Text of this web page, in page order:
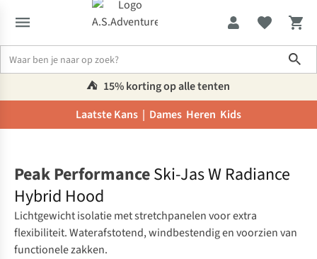
⛺️ 15% korting op alle tenten
Laatste Kans | Dames Heren Kids
Peak PerformanceSki-Jas W Radiance
Hybrid Hood
Lichtgewicht isolatie met stretchpanelen voor extra
flexibiliteit. Waterafstotend, windbestendig en voorzien van
functionele zakken.